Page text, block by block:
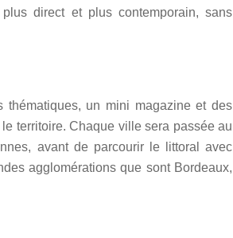
direct et plus contemporain, sans
thématiques, un mini magazine et des
territoire. Chaque ville sera passée au
avant de parcourir le littoral avec
agglomérations que sont Bordeaux,